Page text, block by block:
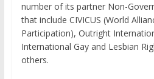
number of its partner Non-
that include CIVICUS (World
Participation), Outright
International Gay and Lesbian
others.